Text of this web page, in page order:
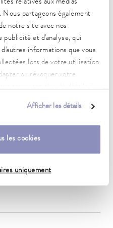
relatives aux médias
partageons également
notre site avec nos
publicité et d'analyse, qui
informations que vous
lors de votre utilisation
ou révoquer votre
Afficher les détails
les cookies
uniquement